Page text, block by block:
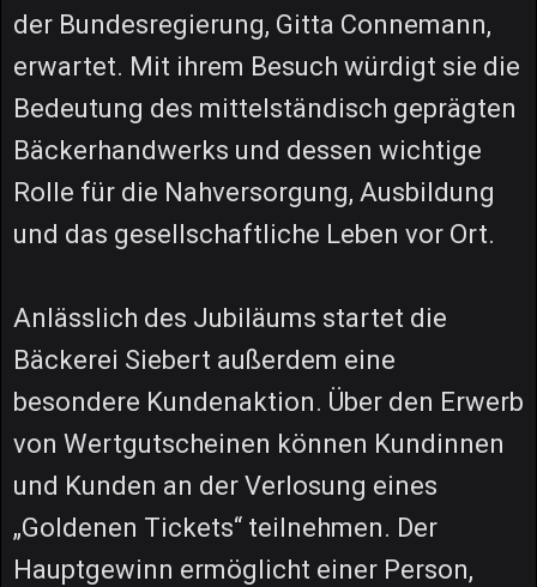
der Bundesregierung, Gitta Connemann,
erwartet. Mit ihrem Besuch würdigt sie die
Bedeutung des mittelständisch geprägten
Bäckerhandwerks und dessen wichtige
Rolle für die Nahversorgung, Ausbildung
und das gesellschaftliche Leben vor Ort.
Anlässlich des Jubiläums startet die
Bäckerei Siebert außerdem eine
besondere Kundenaktion. Über den Erwerb
von Wertgutscheinen können Kundinnen
und Kunden an der Verlosung eines
„Goldenen Tickets“ teilnehmen. Der
Hauptgewinn ermöglicht einer Person,